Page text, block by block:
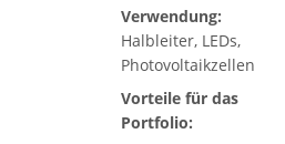
Verwendung:
Halbleiter, LEDs,
Photovoltaikzellen
Vorteile für das
Portfolio: